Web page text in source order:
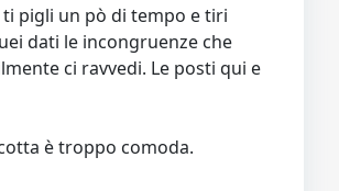
ti pigli un pò di tempo e tiri
dati le incongruenze che
ci ravvedi. Le posti qui e
è troppo comoda.